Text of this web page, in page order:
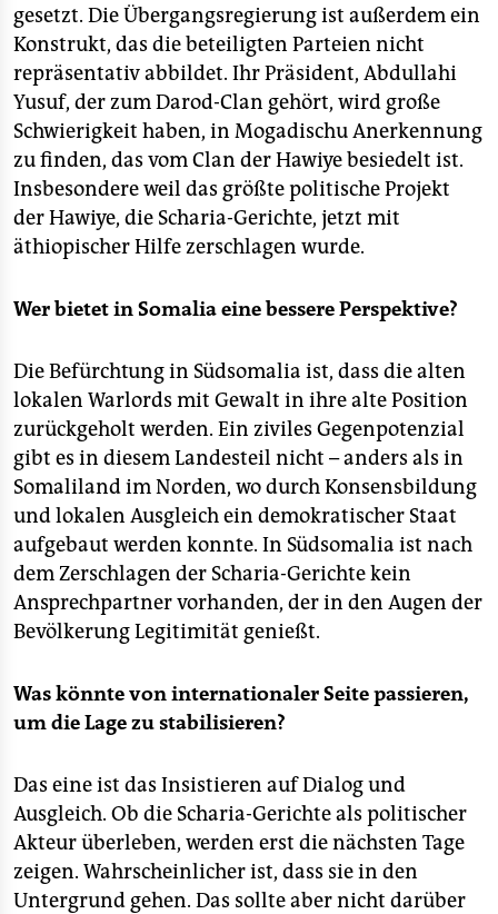
unterstützen
abo
genossenschaft
epaper login
gesetzt. Die Übergangsregierung ist außerdem ein
Konstrukt, das die beteiligten Parteien nicht
repräsentativ abbildet. Ihr Präsident, Abdullahi
Yusuf, der zum Darod-Clan gehört, wird große
Schwierigkeit haben, in Mogadischu Anerkennung
zu finden, das vom Clan der Hawiye besiedelt ist.
Insbesondere weil das größte politische Projekt
der Hawiye, die Scharia-Gerichte, jetzt mit
äthiopischer Hilfe zerschlagen wurde.
Wer bietet in Somalia eine bessere Perspektive?
Die Befürchtung in Südsomalia ist, dass die alten
lokalen Warlords mit Gewalt in ihre alte Position
zurückgeholt werden. Ein ziviles Gegenpotenzial
gibt es in diesem Landesteil nicht – anders als in
Somaliland im Norden, wo durch Konsensbildung
und lokalen Ausgleich ein demokratischer Staat
aufgebaut werden konnte. In Südsomalia ist nach
dem Zerschlagen der Scharia-Gerichte kein
Ansprechpartner vorhanden, der in den Augen der
Bevölkerung Legitimität genießt.
Was könnte von internationaler Seite passieren,
um die Lage zu stabilisieren?
Das eine ist das Insistieren auf Dialog und
Ausgleich. Ob die Scharia-Gerichte als politischer
Akteur überleben, werden erst die nächsten Tage
zeigen. Wahrscheinlicher ist, dass sie in den
Untergrund gehen. Das sollte aber nicht darüber